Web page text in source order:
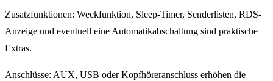
Zusatzfunktionen: Weckfunktion, Sleep-Timer, Senderlisten, RDS-
Anzeige und eventuell eine Automatikabschaltung sind praktische
Extras.
Anschlüsse: AUX, USB oder Kopfhöreranschluss erhöhen die